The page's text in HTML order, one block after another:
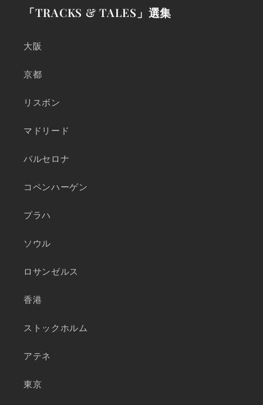
「TRACKS & TALES」選集
大阪
京都
リスボン
マドリード
バルセロナ
コペンハーゲン
プラハ
ソウル
ロサンゼルス
香港
ストックホルム
アテネ
東京